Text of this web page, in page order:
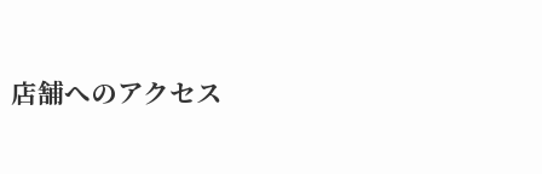
店舗へのアクセス